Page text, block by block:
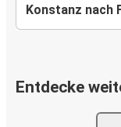
Konstanz nach
Entdecke